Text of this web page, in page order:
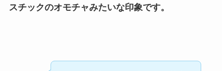
スチックのオモチャみたいな印象です。